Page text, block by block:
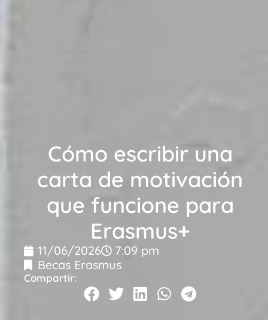
Cómo escribir una
carta de motivación
que funcione para
Erasmus+
11/06/2026
7:09 pm
Becas Erasmus
Compartir: